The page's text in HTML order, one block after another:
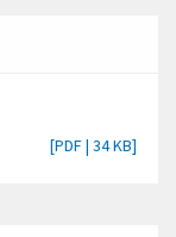
[PDF | 34 KB]